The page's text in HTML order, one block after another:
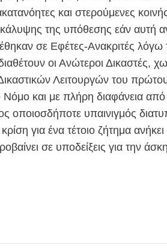
και στερούμενες
της υπόθεσης εάν αυτή
σε Εφέτες-Ανακριτές λόγω
οι Ανώτεροι Δικαστές,
Λειτουργών του
και με πλήρη διαφάνεια από
οποιοσδήποτε υπαινιγμός
για ένα τέτοιο ζήτημα
σε υποδείξεις για την